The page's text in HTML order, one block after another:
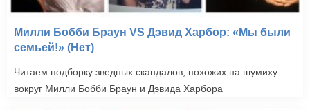
Милли Бобби Браун VS Дэвид Харбор: «Мы были
семьей!» (Нет)
Читаем подборку зведных скандалов, похожих на шумиху
вокруг Милли Бобби Браун и Дэвида Харбора